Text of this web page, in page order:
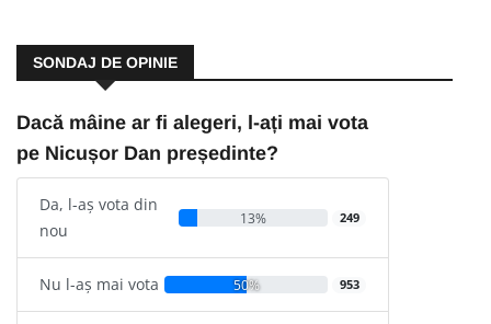
SONDAJ DE OPINIE
Dacă mâine ar fi alegeri, l-ați mai vota
pe Nicușor Dan președinte?
Da, l-aș vota din
nou
13% 249
Nu l-aș mai vota 50% 953